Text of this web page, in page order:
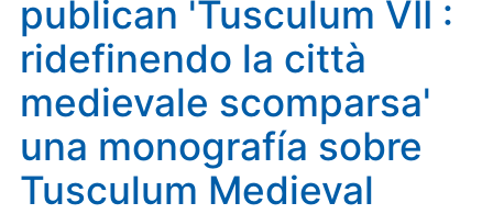
publican 'Tusculum VII :
ridefinendo la città
medievale scomparsa'
una monografía sobre
Tusculum Medieval